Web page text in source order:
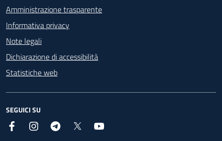
Amministrazione trasparente
Informativa privacy
Note legali
Dichiarazione di accessibilità
Statistiche web
SEGUICI SU
Facebook InstagramTelegram